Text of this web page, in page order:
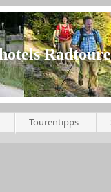
Tourentipps